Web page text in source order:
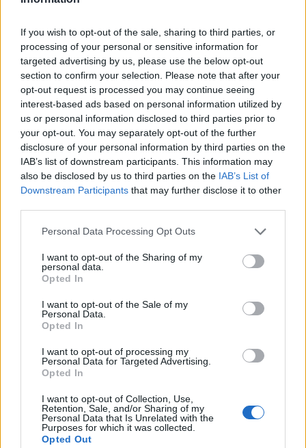
If you wish to opt-out of the sale, sharing to third parties, or
processing of your personal or sensitive information for
targeted advertising by us, please use the below opt-out
section to confirm your selection. Please note that after your
opt-out request is processed you may continue seeing
interest-based ads based on personal information utilized by
us or personal information disclosed to third parties prior to
your opt-out. You may separately opt-out of the further
disclosure of your personal information by third parties on the
IAB’s list of downstream participants. This information may
also be disclosed by us to third parties on the IAB’s List of
Downstream Participants that may further disclose it to other
Personal Data Processing Opt Outs
I want to opt-out of the Sharing of my
personal data.
Opted In
I want to opt-out of the Sale of my
Personal Data.
Opted In
I want to opt-out of processing my
Personal Data for Targeted Advertising.
Opted In
I want to opt-out of Collection, Use,
Retention, Sale, and/or Sharing of my
Personal Data that Is Unrelated with the
Purposes for which it was collected.
Opted Out
Commenti
Accedioregistratiper commentare questo
di VareseNews.it, che rimane autonoma e indipendente. I messaggi inclusi nei
commenti non sono testi giornalistici, ma post inviati dai singoli lettori che
possono essere automaticamente pubblicati senza filtro preventivo. I commenti
che includano uno o più link a siti esterni verranno rimossi in automatico dal